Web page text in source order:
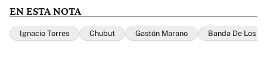
EN ESTA NOTA
Ignacio Torres Chubut Gastón Marano Banda De Los